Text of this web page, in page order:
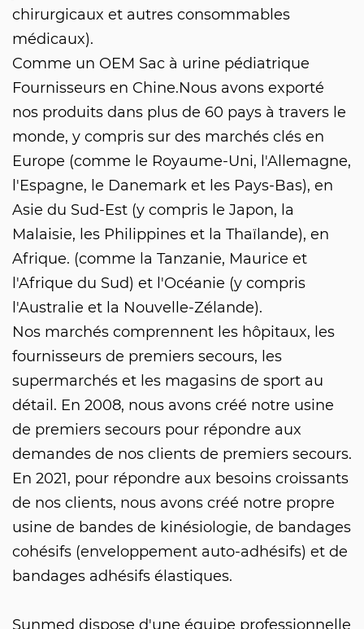
chirurgicaux et autres consommables
médicaux).
Comme un OEM Sac à urine pédiatrique
Fournisseurs en Chine.Nous avons exporté
nos produits dans plus de 60 pays à travers le
monde, y compris sur des marchés clés en
Europe (comme le Royaume-Uni, l'Allemagne,
l'Espagne, le Danemark et les Pays-Bas), en
Asie du Sud-Est (y compris le Japon, la
Malaisie, les Philippines et la Thaïlande), en
Afrique. (comme la Tanzanie, Maurice et
l'Afrique du Sud) et l'Océanie (y compris
l'Australie et la Nouvelle-Zélande).
Nos marchés comprennent les hôpitaux, les
fournisseurs de premiers secours, les
supermarchés et les magasins de sport au
détail. En 2008, nous avons créé notre usine
de premiers secours pour répondre aux
demandes de nos clients de premiers secours.
En 2021, pour répondre aux besoins croissants
de nos clients, nous avons créé notre propre
usine de bandes de kinésiologie, de bandages
cohésifs (enveloppement auto-adhésifs) et de
bandages adhésifs élastiques.
Sunmed dispose d'une équipe professionnelle